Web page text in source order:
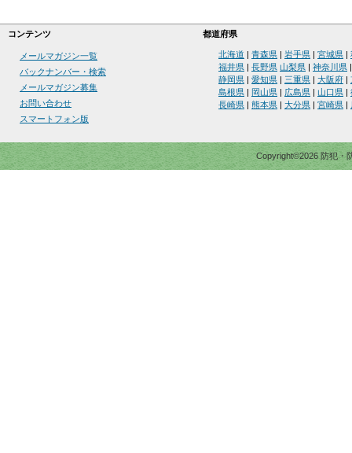
コンテンツ 都道府県
メールマガジン一覧
バックナンバー・検索
メールマガジン募集
お問い合わせ
スマートフォン版
北海道 青森県 岩手県 宮城県
福井県
長野県 山梨県 神奈川県
静岡県
愛知県 三重県 大阪府
島根県
岡山県 広島県 山口県
長崎県
熊本県 大分県 宮崎県
Copyright©2026 防犯・